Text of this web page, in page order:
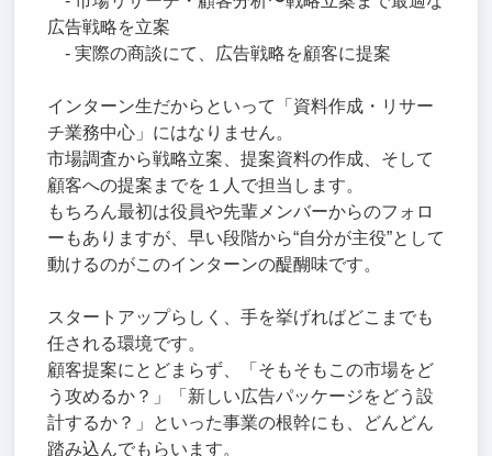
広告戦略を立案
- 実際の商談にて、広告戦略を顧客に提案
インターン生だからといって「資料作成・リサー
チ業務中心」にはなりません。
市場調査から戦略立案、提案資料の作成、そして
顧客への提案までを１人で担当します。
もちろん最初は役員や先輩メンバーからのフォロ
ーもありますが、早い段階から“自分が主役”として
動けるのがこのインターンの醍醐味です。
スタートアップらしく、手を挙げればどこまでも
任される環境です。
顧客提案にとどまらず、「そもそもこの市場をど
う攻めるか？」「新しい広告パッケージをどう設
計するか？」といった事業の根幹にも、どんどん
踏み込んでもらいます。